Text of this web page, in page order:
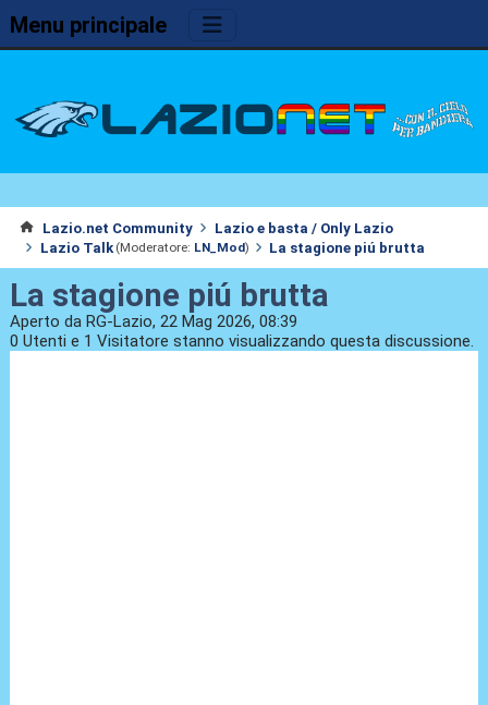
Menu principale
Lazio.net Community
Lazio e basta / Only Lazio
Lazio Talk (Moderatore: LN_Mod) La stagione piú brutta
La stagione piú brutta
Aperto da RG-Lazio, 22 Mag 2026, 08:39
0 Utenti e 1 Visitatore stanno visualizzando questa discussione.